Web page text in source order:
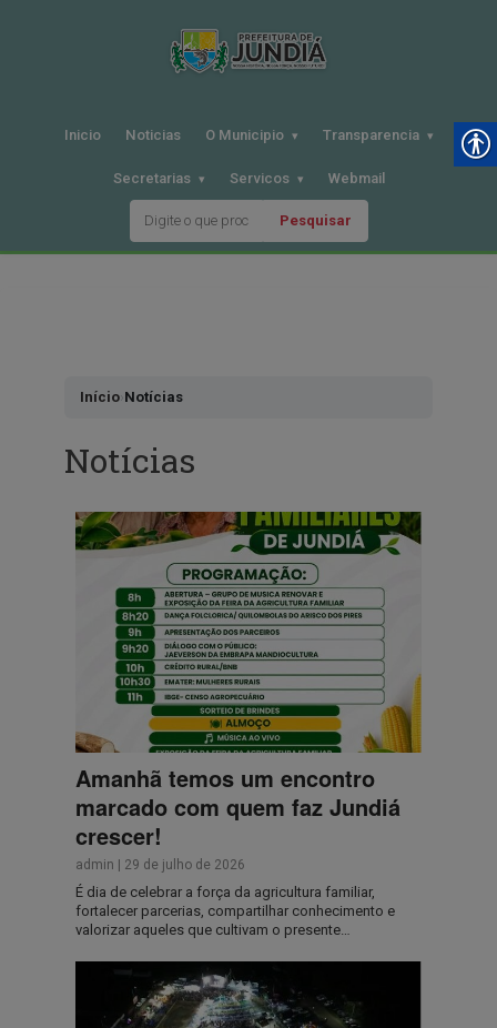
Inicio Noticias O Municipio Transparencia
Secretarias Servicos Webmail
Pesquisar
Início›Notícias
Notícias
Amanhã temos um encontro
marcado com quem faz Jundiá
crescer!
admin | 29 de julho de 2026
É dia de celebrar a força da agricultura familiar,
fortalecer parcerias, compartilhar conhecimento e
valorizar aqueles que cultivam o presente…